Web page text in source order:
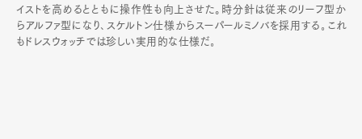
イストを高めるとともに操作性も向上させた。時分針は従来のリーフ型か
らアルファ型になり､スケルトン仕様からスーパールミノバを採用する｡これ
もドレスウォッチでは珍しい実用的な仕様だ｡